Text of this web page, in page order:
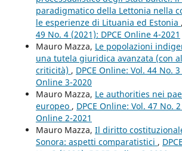
paradigmatico della Lettonia nella
le esperienze di Lituania ed Estonia ,
49 No. 4 (2021): DPCE Online 4-2021
Mauro Mazza, Le popolazioni
una tutela giuridica avanzata (con
criticità) , DPCE Online: Vol. 44 No. 3
Online 3-2020
Mauro Mazza, Le authorities nei
europeo , DPCE Online: Vol. 47 No.
Online 2-2021
Mauro Mazza, Il diritto
Sonora: aspetti comparatistici ,